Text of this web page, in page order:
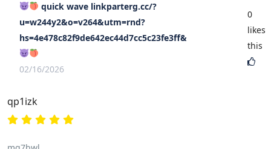
quick wave linkparterg.cc/?
u=w244y2&o=v264&utm=rnd?
hs=4e478c82f9de642ec44d7cc5c23fe3ff&
02/16/2026
0
likes
this
qp1izk